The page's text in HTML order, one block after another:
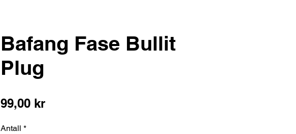
Bafang Fase Bullit
Plug
99,00 krPris
Antall *